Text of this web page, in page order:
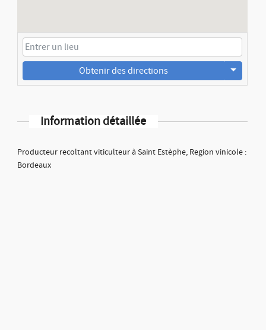
Obtenir des directions
Information détaillée
Producteur recoltant viticulteur à Saint Estèphe, Region vinicole :
Bordeaux